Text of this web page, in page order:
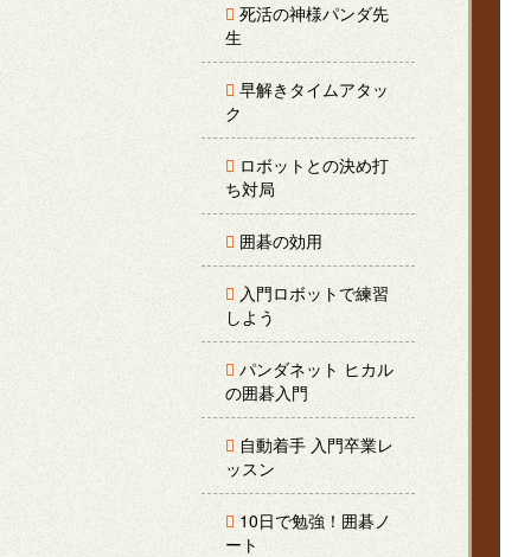
死活の神様パンダ先
生
早解きタイムアタッ
ク
ロボットとの決め打
ち対局
囲碁の効用
入門ロボットで練習
しよう
パンダネット ヒカル
の囲碁入門
自動着手 入門卒業レ
ッスン
10日で勉強！囲碁ノ
ート